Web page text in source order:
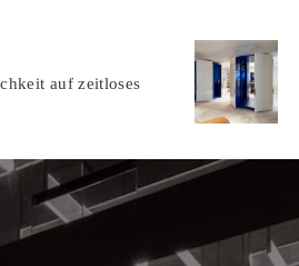
auf zeitloses